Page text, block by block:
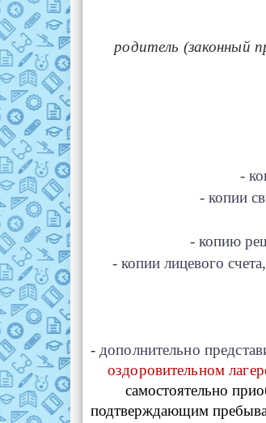
родитель (законный
-
- копии
- копию
- копии лицевого
- дополнительно
оздоровительном
самостоятельно
подтверждающим